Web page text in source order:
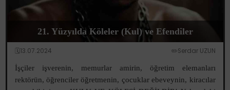
21. Yüzyılda Köleler (Kul) ve Efendiler
🗓️13.07.2024 ✏️Serdar UZUN
İşçiler işverenin, memurlar amirin, öğretim elemanları
rektörün, öğrenciler öğretmenin, çocuklar ebeveynin, kiracılar